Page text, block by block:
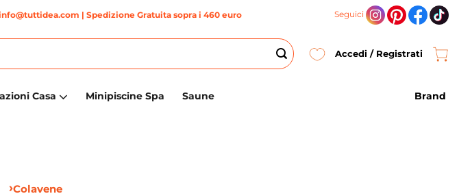
| Spedizione Gratuita sopra i 460 euro Seguici
Accedi / Registrati
Casa Minipiscine Spa Saune Brand
Colavene